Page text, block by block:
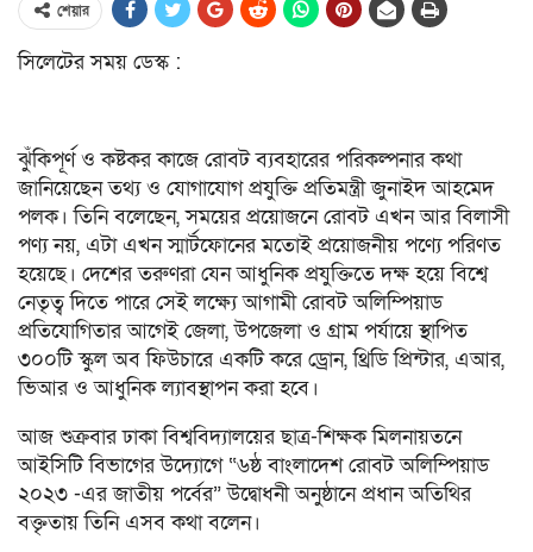
শেয়ার
সিলেটের সময় ডেস্ক :
ঝুঁকিপূর্ণ ও কষ্টকর কাজে রোবট ব্যবহারের পরিকল্পনার কথা
জানিয়েছেন তথ্য ও যোগাযোগ প্রযুক্তি প্রতিমন্ত্রী জুনাইদ আহমেদ
পলক। তিনি বলেছেন, সময়ের প্রয়োজনে রোবট এখন আর বিলাসী
পণ্য নয়, এটা এখন স্মার্টফোনের মতোই প্রয়োজনীয় পণ্যে পরিণত
হয়েছে। দেশের তরুণরা যেন আধুনিক প্রযুক্তিতে দক্ষ হয়ে বিশ্বে
নেতৃত্ব দিতে পারে সেই লক্ষ্যে আগামী রোবট অলিম্পিয়াড
প্রতিযোগিতার আগেই জেলা, উপজেলা ও গ্রাম পর্যায়ে স্থাপিত
৩০০টি স্কুল অব ফিউচারে একটি করে ড্রোন, থ্রিডি প্রিন্টার, এআর,
ভিআর ও আধুনিক ল্যাবস্থাপন করা হবে।
আজ শুক্রবার ঢাকা বিশ্ববিদ্যালয়ের ছাত্র-শিক্ষক মিলনায়তনে
আইসিটি বিভাগের উদ্যোগে “৬ষ্ঠ বাংলাদেশ রোবট অলিম্পিয়াড
২০২৩ -এর জাতীয় পর্বের” উদ্বোধনী অনুষ্ঠানে প্রধান অতিথির
বক্তৃতায় তিনি এসব কথা বলেন।